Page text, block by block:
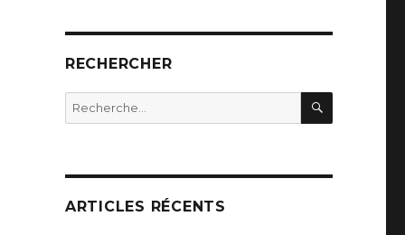
RECHERCHER
Recherche
pour
ARTICLES RÉCENTS